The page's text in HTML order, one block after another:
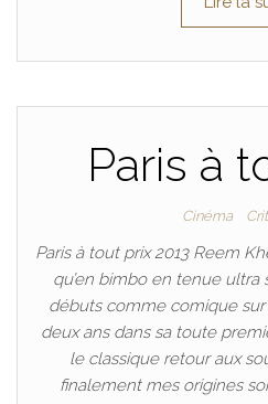
Paris à
Cinéma
Paris à tout prix 2013 Reem
qu’en bimbo en tenue ultra
débuts comme comique sur
deux ans dans sa toute
le classique retour aux
finalement mes origines